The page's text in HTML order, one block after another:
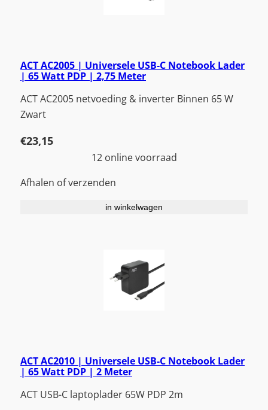
ACT AC2005 | Universele USB-C Notebook Lader
| 65 Watt PDP | 2,75 Meter
ACT AC2005 netvoeding & inverter Binnen 65 W
Zwart
€23,15
12 online voorraad
Afhalen of verzenden
in winkelwagen
ACT AC2010 | Universele USB-C Notebook Lader
| 65 Watt PDP | 2 Meter
ACT USB-C laptoplader 65W PDP 2m